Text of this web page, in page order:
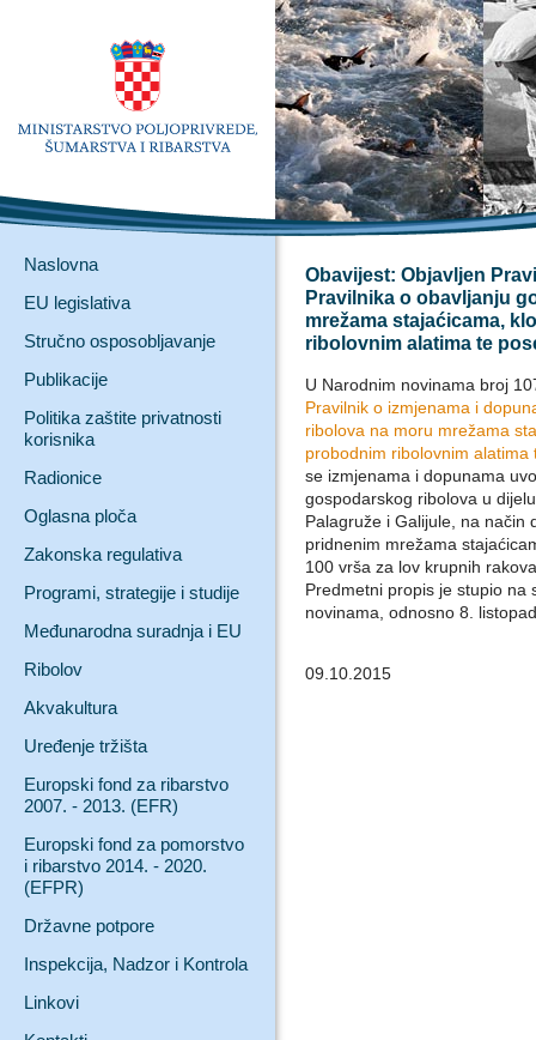
Naslovna
EU legislativa
Stručno osposobljavanje
Publikacije
Politika zaštite privatnosti
korisnika
Radionice
Oglasna ploča
Zakonska regulativa
Programi, strategije i studije
Međunarodna suradnja i EU
Ribolov
Akvakultura
Uređenje tržišta
Europski fond za ribarstvo
2007. - 2013. (EFR)
Europski fond za pomorstvo
i ribarstvo 2014. - 2020.
(EFPR)
Državne potpore
Inspekcija, Nadzor i Kontrola
Linkovi
Obavijest: Objavljen
Pravilnika o obavljanju
mrežama stajaćicama,
ribolovnim alatima te
U Narodnim novinama broj
Pravilnik o izmjenama i
ribolova na moru mrežama
probodnim ribolovnim
se izmjenama i dopunama
gospodarskog ribolova u
Palagruže i Galijule, na način
pridnenim mrežama
100 vrša za lov krupnih
Predmetni propis je stupio na
novinama, odnosno 8.
09.10.2015